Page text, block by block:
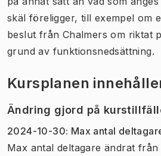
skäl föreligger, till exempel om
beslut från Chalmers om riktat
grund av funktionsnedsättning.
Kursplanen
Ändring gjord på
2024-10-30: Max antal
Max antal deltagare ändrat från